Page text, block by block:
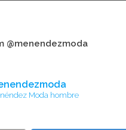
@menendezmoda
Moda hombre